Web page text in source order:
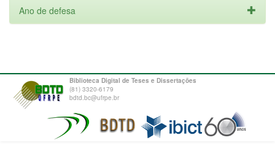
Ano de defesa
Biblioteca Digital de Teses e Dissertações
(81) 3320-6179
bdtd.bc@ufrpe.br